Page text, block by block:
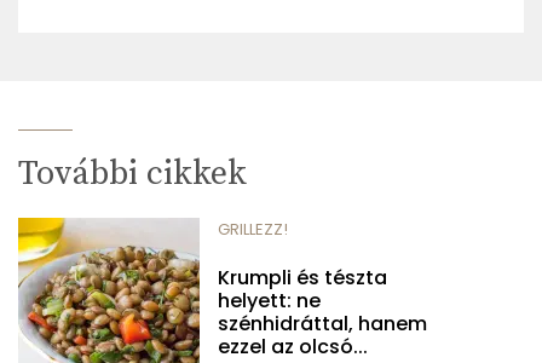
További cikkek
GRILLEZZ!
Krumpli és tészta
helyett: ne
szénhidráttal, hanem
ezzel az olcsó...